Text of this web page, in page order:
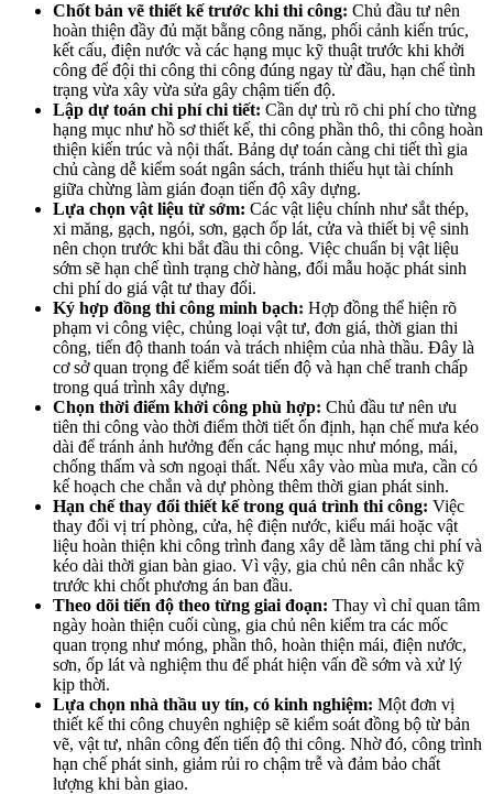
Chốt bản vẽ thiết kế trước khi thi công: Chủ đầu tư nên
hoàn thiện đầy đủ mặt bằng công năng, phối cảnh kiến trúc,
kết cấu, điện nước và các hạng mục kỹ thuật trước khi khởi
công để đội thi công thi công đúng ngay từ đầu, hạn chế tình
trạng vừa xây vừa sửa gây chậm tiến độ.
Lập dự toán chi phí chi tiết: Cần dự trù rõ chi phí cho từng
hạng mục như hồ sơ thiết kế, thi công phần thô, thi công hoàn
thiện kiến trúc và nội thất. Bảng dự toán càng chi tiết thì gia
chủ càng dễ kiểm soát ngân sách, tránh thiếu hụt tài chính
giữa chừng làm gián đoạn tiến độ xây dựng.
Lựa chọn vật liệu từ sớm: Các vật liệu chính như sắt thép,
xi măng, gạch, ngói, sơn, gạch ốp lát, cửa và thiết bị vệ sinh
nên chọn trước khi bắt đầu thi công. Việc chuẩn bị vật liệu
sớm sẽ hạn chế tình trạng chờ hàng, đổi mẫu hoặc phát sinh
chi phí do giá vật tư thay đổi.
Ký hợp đồng thi công minh bạch: Hợp đồng thể hiện rõ
phạm vi công việc, chủng loại vật tư, đơn giá, thời gian thi
công, tiến độ thanh toán và trách nhiệm của nhà thầu. Đây là
cơ sở quan trọng để kiểm soát tiến độ và hạn chế tranh chấp
trong quá trình xây dựng.
Chọn thời điểm khởi công phù hợp: Chủ đầu tư nên ưu
tiên thi công vào thời điểm thời tiết ổn định, hạn chế mưa kéo
dài để tránh ảnh hưởng đến các hạng mục như móng, mái,
chống thấm và sơn ngoại thất. Nếu xây vào mùa mưa, cần có
kế hoạch che chắn và dự phòng thêm thời gian phát sinh.
Hạn chế thay đổi thiết kế trong quá trình thi công: Việc
thay đổi vị trí phòng, cửa, hệ điện nước, kiểu mái hoặc vật
liệu hoàn thiện khi công trình đang xây dễ làm tăng chi phí và
kéo dài thời gian bàn giao. Vì vậy, gia chủ nên cân nhắc kỹ
trước khi chốt phương án ban đầu.
Theo dõi tiến độ theo từng giai đoạn: Thay vì chỉ quan tâm
ngày hoàn thiện cuối cùng, gia chủ nên kiểm tra các mốc
quan trọng như móng, phần thô, hoàn thiện mái, điện nước,
sơn, ốp lát và nghiệm thu để phát hiện vấn đề sớm và xử lý
kịp thời.
Lựa chọn nhà thầu uy tín, có kinh nghiệm: Một đơn vị
thiết kế thi công chuyên nghiệp sẽ kiểm soát đồng bộ từ bản
vẽ, vật tư, nhân công đến tiến độ thi công. Nhờ đó, công trình
hạn chế phát sinh, giảm rủi ro chậm trễ và đảm bảo chất
lượng khi bàn giao.